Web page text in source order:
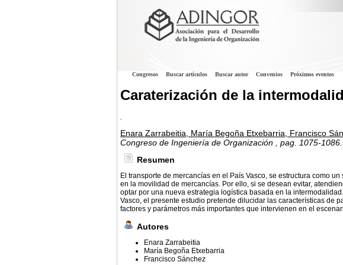
Congresos Buscar artículos Buscar autor Convenios Próximos eventos
Caraterización de la
.
Enara Zarrabeitia, María Begoña Etxebarria, Francisco
Congreso de Ingeniería de Organización
, pag. 1075-1086.
Resumen
El transporte de mercancías en el País Vasco, se estructura como
en la movilidad de mercancías. Por ello, si se desean evitar,
optar por una nueva estrategia logística basada en la
Vasco, el presente estudio pretende dilucidar las características de
factores y parámetros más importantes que intervienen en el
Autores
Enara Zarrabeitia
María Begoña Etxebarria
Francisco Sánchez